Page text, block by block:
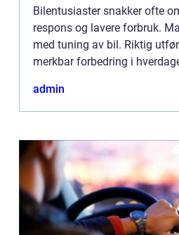
Bilentusiaster snakker ofte
respons og lavere forbruk.
med tuning av bil. Riktig
merkbar forbedring i
admin